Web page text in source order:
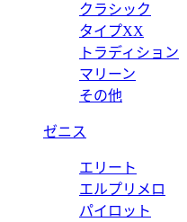
クラシック
タイプXX
トラディション
マリーン
その他
ゼニス
エリート
エルプリメロ
パイロット